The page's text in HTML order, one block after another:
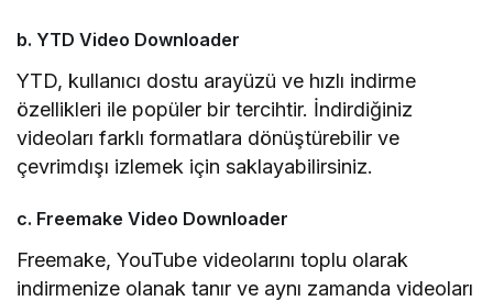
b. YTD Video Downloader
YTD, kullanıcı dostu arayüzü ve hızlı indirme
özellikleri ile popüler bir tercihtir. İndirdiğiniz
videoları farklı formatlara dönüştürebilir ve
çevrimdışı izlemek için saklayabilirsiniz.
c. Freemake Video Downloader
Freemake, YouTube videolarını toplu olarak
indirmenize olanak tanır ve aynı zamanda videoları